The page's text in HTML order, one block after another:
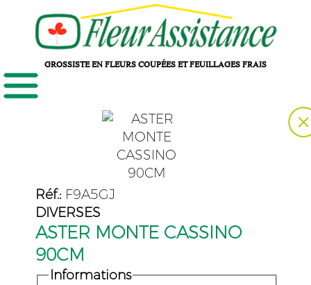
GROSSISTE EN FLEURS COUPÉES ET FEUILLAGES FRAIS
Réf.: F9A5GJ
DIVERSES
ASTER MONTE CASSINO
90CM
Informations